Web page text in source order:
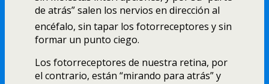
de atrás” salen los nervios en dirección al
encéfalo, sin tapar los fotorreceptores y sin
formar un punto ciego.
Los fotorreceptores de nuestra retina, por
el contrario, están “mirando para atrás” y